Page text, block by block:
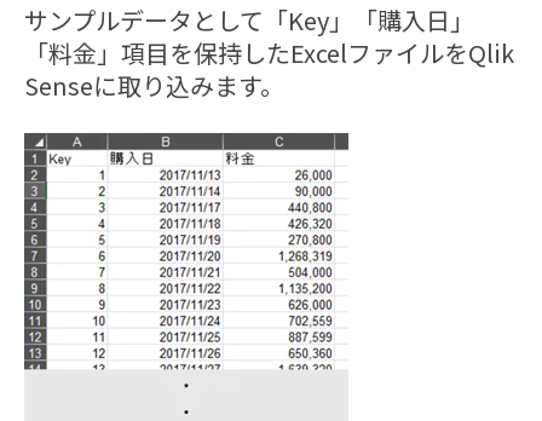
サンプルデータとして「Key」「購入日」
「料金」項目を保持したExcelファイルをQlik
Senseに取り込みます。